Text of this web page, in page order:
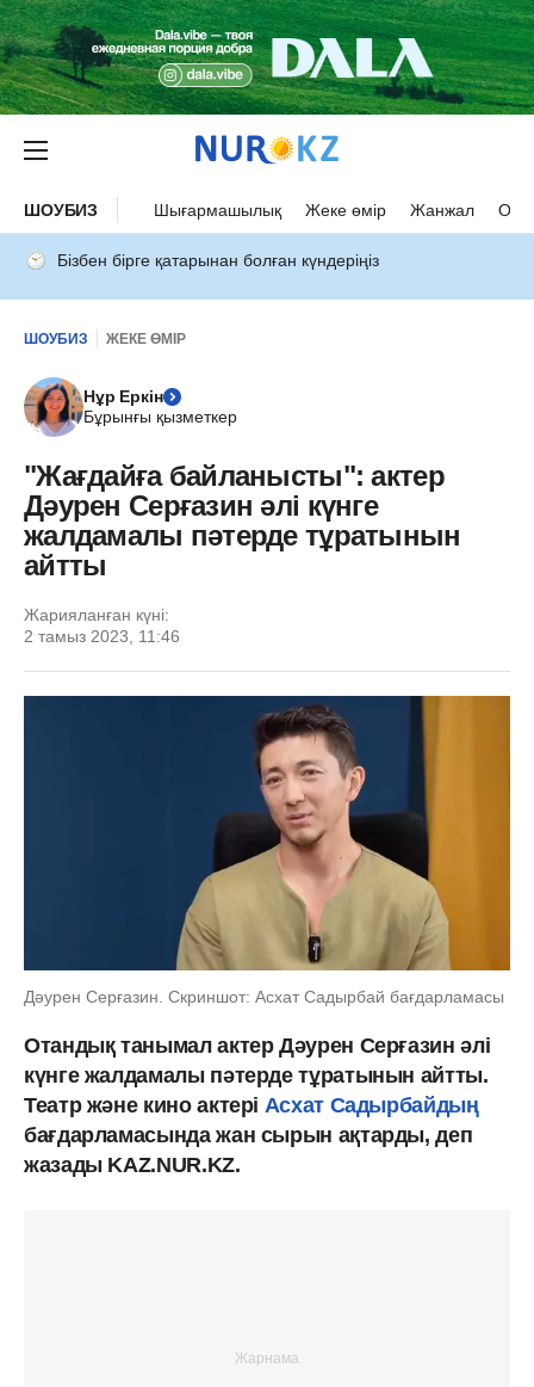
ШОУБИЗ Шығармашылық Жеке өмір Жанжал
Бізбен бірге қатарынан болған күндеріңіз
ШОУБИЗ ЖЕКЕ ӨМІР
Нұр Еркін
Бұрынғы қызметкер
"Жағдайға байланысты": актер
Дәурен Серғазин әлі күнге
жалдамалы пәтерде тұратынын
айтты
Жарияланған күні:
2 тамыз 2023, 11:46
Дәурен Серғазин. Скриншот: Асхат Садырбай бағдарламасы
Отандық танымал актер Дәурен Серғазин әлі
күнге жалдамалы пәтерде тұратынын айтты.
Театр және кино актері Асхат Садырбайдың
бағдарламасында жан сырын ақтарды, деп
жазады KAZ.NUR.KZ.